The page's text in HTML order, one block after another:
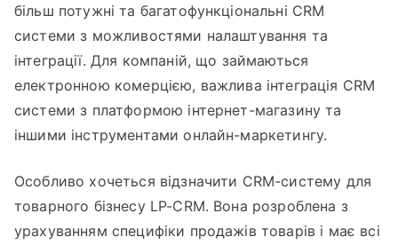
більш потужні та багатофункціональні CRM
системи з можливостями налаштування та
інтеграції. Для компаній, що займаються
електронною комерцією, важлива інтеграція CRM
системи з платформою інтернет-магазину та
іншими інструментами онлайн-маркетингу.
Особливо хочеться відзначити CRM-систему для
товарного бізнесу LP-CRM. Вона розроблена з
урахуванням специфіки продажів товарів і має всі